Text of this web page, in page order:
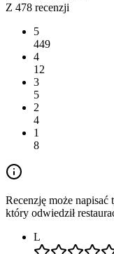
Z 478 recenzji
5
449
4
12
3
5
2
4
1
8
Recenzję może
który odwiedził
L